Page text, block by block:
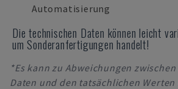
Automatisierung
Die technischen Daten können leicht
um Sonderanfertigungen handelt!
*Es kann zu Abweichungen
Daten und den tatsächlichen